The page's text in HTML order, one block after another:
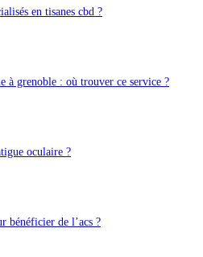
en tisanes cbd ?
à grenoble : où trouver ce service ?
oculaire ?
bénéficier de l’acs ?